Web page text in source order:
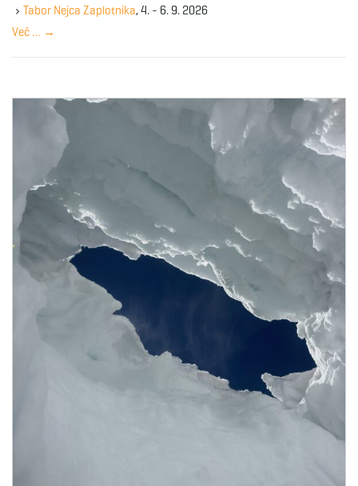
y
w
r
Tabor Nejca Zaplotnika, 4. - 6. 9. 2026
Več … →